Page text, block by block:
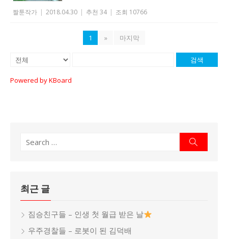
짤툰작가 | 2018.04.30 | 추천 34 | 조회 10766
1 » 마지막
검색
Powered by KBoard
Search
최근 글
짐승친구들 – 인생 첫 월급 받은 날
우주경찰들 – 로봇이 된 김덕배